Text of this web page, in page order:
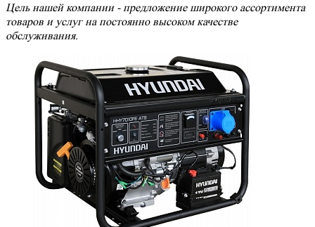
Цель нашей компании - предложение широкого ассортимента
товаров и услуг на постоянно высоком качестве
обслуживания.